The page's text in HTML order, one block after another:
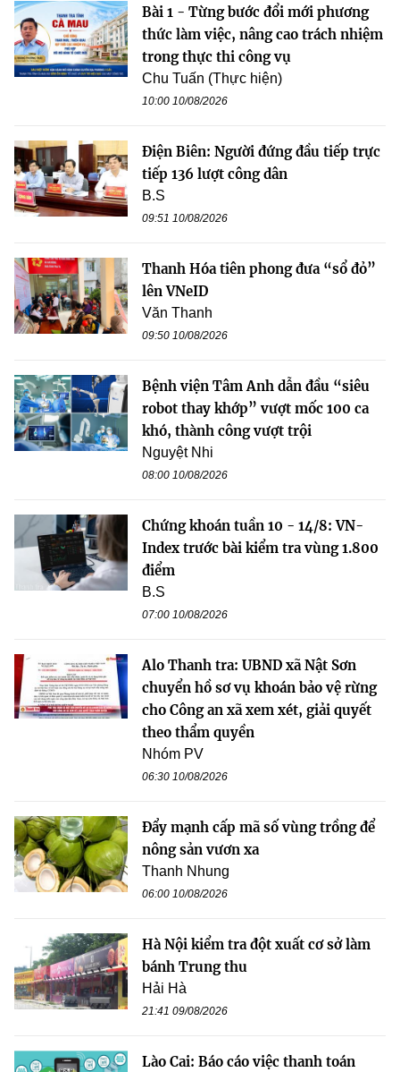
Bài 1 - Từng bước đổi mới phương
thức làm việc, nâng cao trách nhiệm
trong thực thi công vụ
Chu Tuấn (Thực hiện)
10:00 10/08/2026
Điện Biên: Người đứng đầu tiếp trực
tiếp 136 lượt công dân
B.S
09:51 10/08/2026
Thanh Hóa tiên phong đưa “sổ đỏ”
lên VNeID
Văn Thanh
09:50 10/08/2026
Bệnh viện Tâm Anh dẫn đầu “siêu
robot thay khớp” vượt mốc 100 ca
khó, thành công vượt trội
Nguyệt Nhi
08:00 10/08/2026
Chứng khoán tuần 10 - 14/8: VN-
Index trước bài kiểm tra vùng 1.800
điểm
B.S
07:00 10/08/2026
Alo Thanh tra: UBND xã Nật Sơn
chuyển hồ sơ vụ khoán bảo vệ rừng
cho Công an xã xem xét, giải quyết
theo thẩm quyền
Nhóm PV
06:30 10/08/2026
Đẩy mạnh cấp mã số vùng trồng để
nông sản vươn xa
Thanh Nhung
06:00 10/08/2026
Hà Nội kiểm tra đột xuất cơ sở làm
bánh Trung thu
Hải Hà
21:41 09/08/2026
Lào Cai: Báo cáo việc thanh toán